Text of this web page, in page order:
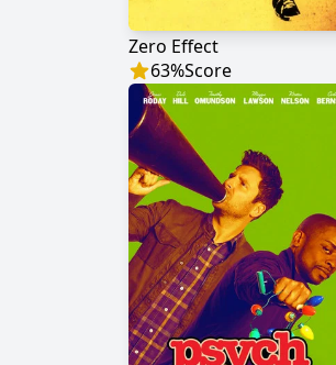
Zero Effect
63%Score